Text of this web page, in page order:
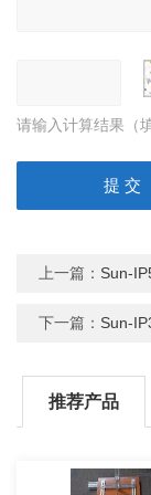
请输入计算结果（
上一篇： Sun-
下一篇： Sun-
推荐产品